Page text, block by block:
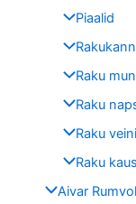
Piaalid
Raku
Raku
Raku
Raku
Aivar